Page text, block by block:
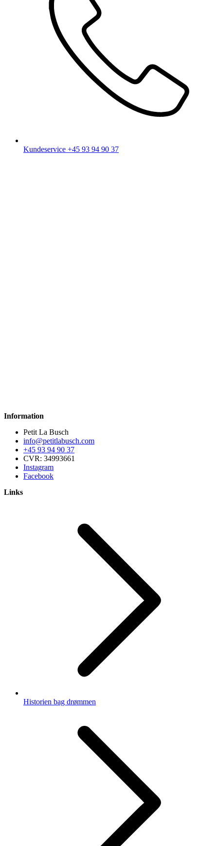
Kundeservice +45 93 94 90 37
Information
Petit La Busch
info@petitlabusch.com
+45 93 94 90 37
CVR: 34993661
Instagram
Facebook
Links
Historien bag drømmen